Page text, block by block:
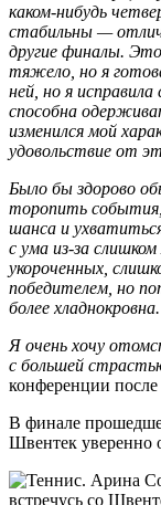
каком-нибудь
стабильны —
другие финалы.
тяжело, но я
ней, но я
способна
изменился мой
удовольствие от
Было бы здорово
торопить
шанса и
с ума из-за
укороченных,
победителем, но
более хладнокровна.
Я очень хочу
с большей
конференции
В финале
Швентек уверенно